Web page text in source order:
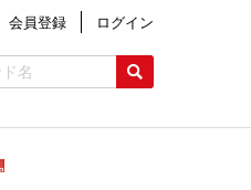
会員登録 ログイン